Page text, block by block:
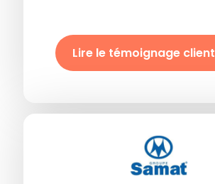
Lire le témoignage client